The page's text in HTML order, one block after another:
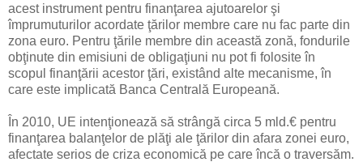
acest instrument pentru finanţarea ajutoarelor şi
împrumuturilor acordate ţărilor membre care nu fac parte din
zona euro. Pentru ţările membre din această zonă, fondurile
obţinute din emisiuni de obligaţiuni nu pot fi folosite în
scopul finanţării acestor ţări, existând alte mecanisme, în
care este implicată Banca Centrală Europeană.
În 2010, UE intenţionează să strângă circa 5 mld.€ pentru
finanţarea balanţelor de plăţi ale ţărilor din afara zonei euro,
afectate serios de criza economică pe care încă o traversăm.